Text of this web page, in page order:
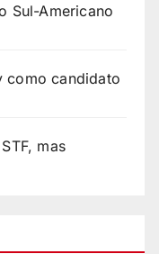
Sul-Americano
como candidato
mas